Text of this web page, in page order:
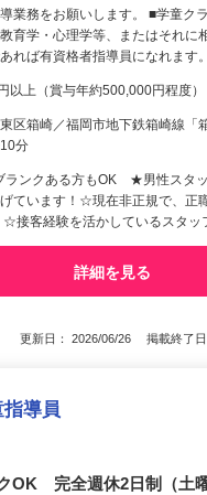
業務をお願いします。 ■学童ク
育学・心理学等、またはそれに
あれば有資格者指導員になれます
以上（賞与年約500,000円程度）
区箱崎／福岡市地下鉄箱崎線「
分
ランクある方もOK ★男性スタ
ています！☆現在非正規で、正
☆接客経験を活かしているスタ
詳細を見る
更新日： 2026/06/26 掲載終了日
導員
OK 完全週休2日制（土曜